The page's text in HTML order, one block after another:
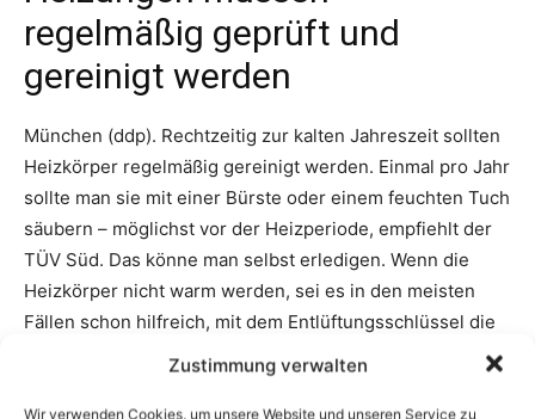
Zustimmung verwalten
Wir verwenden Cookies, um unsere Website und unseren Service zu